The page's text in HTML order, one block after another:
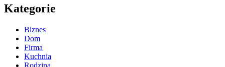
Kategorie
Biznes
Dom
Firma
Kuchnia
Rodzina